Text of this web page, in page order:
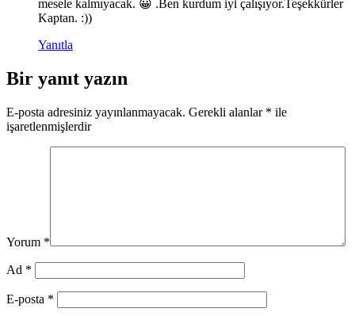
mesele kalmıyacak. 😀 .Ben kurdum iyi çalışıyor.Teşekkürler
Kaptan. :))
Yanıtla
Bir yanıt yazın
E-posta adresiniz yayınlanmayacak. Gerekli alanlar * ile
işaretlenmişlerdir
Yorum *
Ad *
E-posta *